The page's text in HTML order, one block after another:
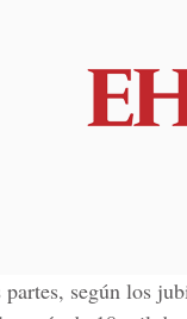
según los